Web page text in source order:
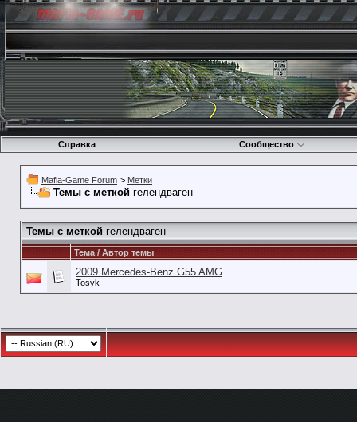
Справка Сообщество
Mafia-Game Forum > Метки
Темы с меткой гелендваген
Темы с меткой гелендваген
Тема / Автор темы
2009 Mercedes-Benz G55 AMG
Tosyk